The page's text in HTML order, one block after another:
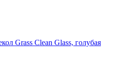
Grass Clean Glass, голубая